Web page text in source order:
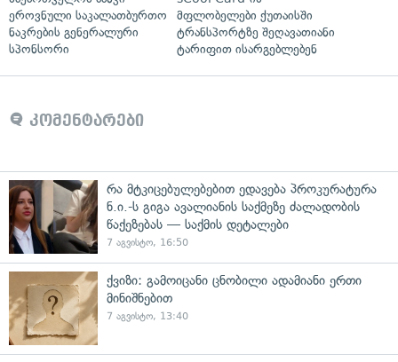
ეროვნული საკალათბურთო
ნაკრების გენერალური
სპონსორი
მფლობელები ქუთაისში
ტრანსპორტზე შეღავათიანი
ტარიფით ისარგებლებენ
კომენტარები
რა მტკიცებულებებით ედავება პროკურატურა
ნ.ი.-ს გიგა ავალიანის საქმეზე ძალადობის
წაქეზებას — საქმის დეტალები
7 აგვისტო, 16:50
ქვიზი: გამოიცანი ცნობილი ადამიანი ერთი
მინიშნებით
7 აგვისტო, 13:40